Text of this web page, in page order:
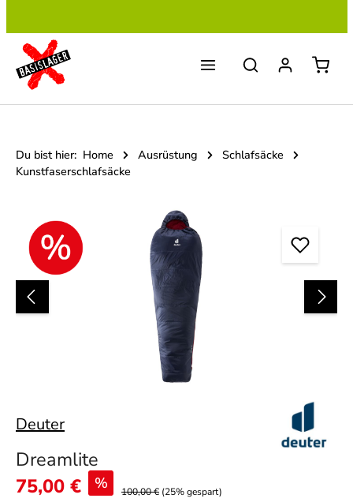
Du bist hier: Home Ausrüstung
Schlafsäcke
Kunstfaserschlafsäcke
Deuter
Dreamlite
Verkaufspreis:
75,00 € % 100,00 € (25% gespart)